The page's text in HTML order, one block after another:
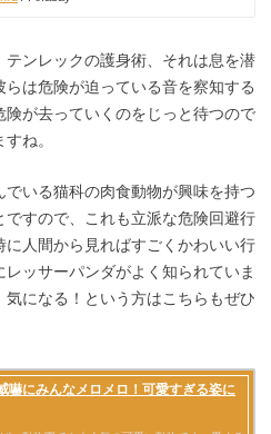
テンレックの護身術、それは息を潜
は危険が迫っている音を察知する
が去っていくのをじっと待つので
ね。
いる猫科の肉食動物が興味を持つ
すので、これも立派な危険回避行
人間から見ればすごくかわいい行
ッサーパンダがよく知られていま
になる！という方はこちらもぜひ